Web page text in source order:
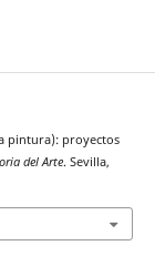
pintura): proyectos
del Arte. Sevilla,